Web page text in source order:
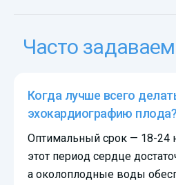
Часто
Когда лучше всего
эхокардиографию плода?
Оптимальный срок — 18-24
этот период сердце
а околоплодные воды